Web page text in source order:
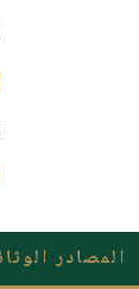
المصادر